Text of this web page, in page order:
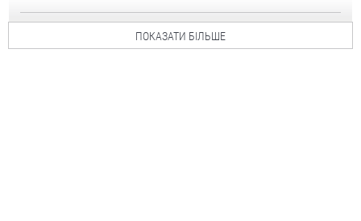
ПОКАЗАТИ БІЛЬШЕ